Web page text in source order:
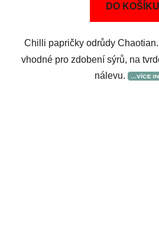
DO KOŠÍKU
Chilli papričky odrůdy Chaotian.
vhodné pro zdobení sýrů, na
nálevu.